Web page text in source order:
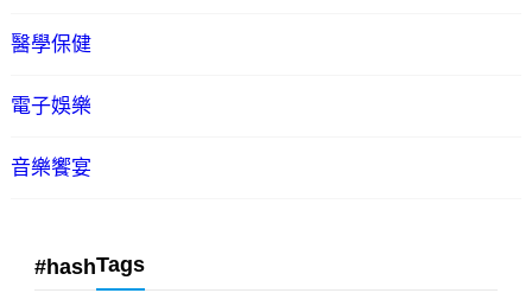
醫學保健
電子娛樂
音樂饗宴
#hashTags